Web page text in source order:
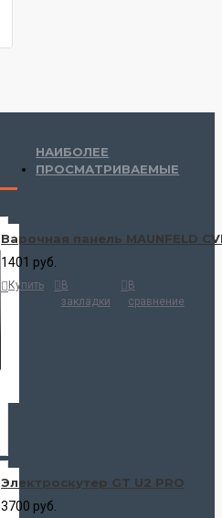
НАИБОЛЕЕ
ПРОСМАТРИВАЕМЫЕ
Варочная панель MAUNFELD
1401 руб.
Купить
В
закладки
В
сравнение
Электроскутер GT U2 PRO
3700 руб.